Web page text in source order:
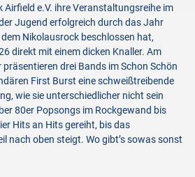
e.V. ihre Veranstaltungsreihe im
Jugend erfolgreich durch das Jahr
Nikolausrock beschlossen hat,
direkt mit einem dicken Knaller. Am
drei Bands im Schon Schön
First Burst eine schweißtreibende
wie sie unterschiedlicher nicht sein
80er Popsongs im Rockgewand bis
Hits an Hits gereiht, bis das
nach oben steigt. Wo gibt’s sowas sonst